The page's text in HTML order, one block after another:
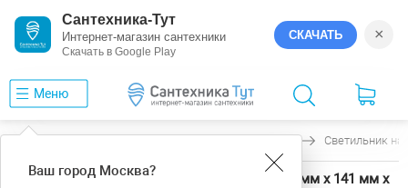
Сантехника-Тут
Интернет-магазин сантехники
Скачать в Google Play
СКАЧАТЬ ×
Меню
Ваш город Москва?
Светильник
Светильник на штанге Arlight GERA 58813 90 мм х 141 мм х